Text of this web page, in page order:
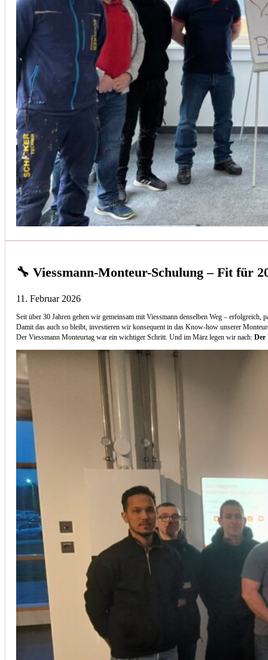
🔧 Viessmann-Monteur-Schulung – Fit für
11. Februar 2026
Seit über 30 Jahren gehen wir gemeinsam mit Viessmann denselben Weg – erfolgreich,
Damit das auch so bleibt, investieren wir konsequent in das Know-how unserer
Der Viessmann Monteurtag war ein wichtiger Schritt. Und im März legen wir nach:Der
Installation von Klimaanlagen
SERVICE
Wir legen großen Wert auf Qualität und
Kundenzufriedenheit. Bei der Installation von
Klimaanlagen verwenden wir nur hochwertige
Produkte führender Hersteller und gewährleisten,
dass jede Installation nicht nur effizient, sondern
auch energieeinsparend ist.